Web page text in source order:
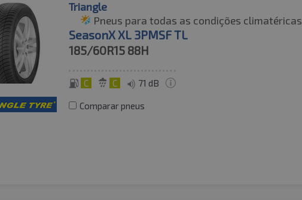
Triangle
Pneus para todas as condições climatéricas
SeasonX XL 3PMSF TL
185/60R15 88H
C C 71 dB
Comparar pneus